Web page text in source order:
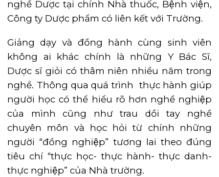
nghề Dược tại chính Nhà thuốc, Bệnh viện,
Công ty Dược phẩm có liên kết với Trường.
Giảng dạy và đồng hành cùng sinh viên
không ai khác chính là những Y Bác Sĩ,
Dược sĩ giỏi có thâm niên nhiều năm trong
nghề. Thông qua quá trình thực hành giúp
người học có thể hiểu rõ hơn nghề nghiệp
của mình cũng như trau dồi tay nghề
chuyên môn và học hỏi từ chính những
người “đồng nghiệp” tương lai theo đúng
tiêu chí “thực học- thực hành- thực danh-
thực nghiệp” của Nhà trường.